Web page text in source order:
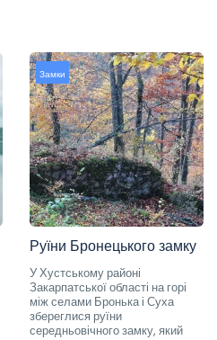
Замки
Руїни Бронецького замку
У Хустському районі
Закарпатської області на горі
між селами Бронька і Суха
збереглися руїни
середньовічного замку, який